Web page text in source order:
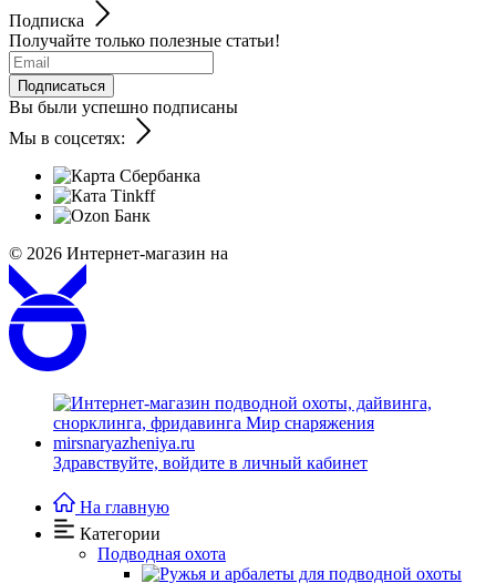
Подписка
Получайте только полезные статьи!
Подписаться
Вы были успешно подписаны
Мы в соцсетях:
© 2026 Интернет-магазин на
Здравствуйте, войдите в личный кабинет
На главную
Категории
Подводная охота